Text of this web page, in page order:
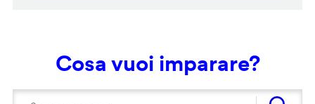
Cosa vuoi imparare?